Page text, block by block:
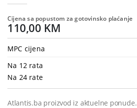
Cijena sa popustom za gotovinsko plaćanje
110,00 KM
MPC cijena
Na 12 rata
Na 24 rate
Atlantis.ba proizvod iz aktuelne ponude.